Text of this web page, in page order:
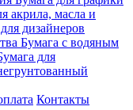
акрила, масла и
дизайнеров
Бумага с водяным
для
Контакты